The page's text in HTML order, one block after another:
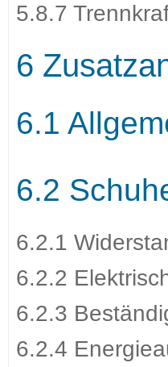
5.8.7
6
6.1
6.2
6.2.1
6.2.2
6.2.3
6.2.4